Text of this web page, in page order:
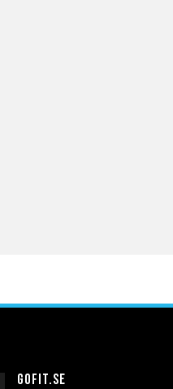
Gofit.se